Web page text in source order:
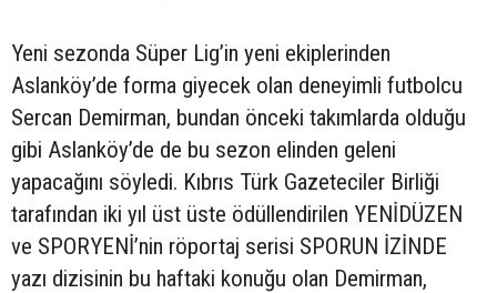
Yeni sezonda Süper Lig’in yeni ekiplerinden
Aslanköy’de forma giyecek olan deneyimli futbolcu
Sercan Demirman, bundan önceki takımlarda olduğu
gibi Aslanköy’de de bu sezon elinden geleni
yapacağını söyledi. Kıbrıs Türk Gazeteciler Birliği
tarafından iki yıl üst üste ödüllendirilen YENİDÜZEN
ve SPORYENİ’nin röportaj serisi SPORUN İZİNDE
yazı dizisinin bu haftaki konuğu olan Demirman,